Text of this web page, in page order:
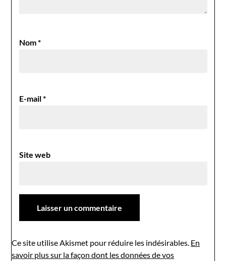
Nom*
E-mail*
Site web
Ce site utilise Akismet pour réduire les indésirables. En
savoir plus sur la façon dont les données de vos